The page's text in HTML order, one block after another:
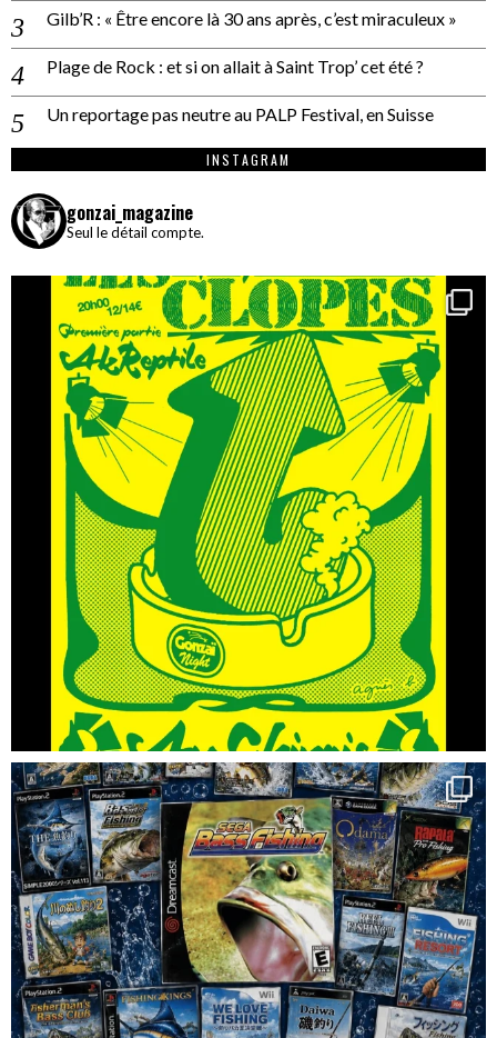
Gilb’R : « Être encore là 30 ans après, c’est miraculeux »
Plage de Rock : et si on allait à Saint Trop’ cet été ?
Un reportage pas neutre au PALP Festival, en Suisse
INSTAGRAM
gonzai_magazine
Seul le détail compte.